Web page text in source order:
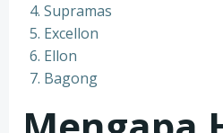
Supramas
Excellon
Ellon
Bagong